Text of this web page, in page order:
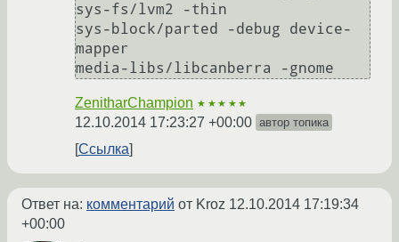
sys-fs/lvm2 -thin
sys-block/parted -debug device-
mapper
media-libs/libcanberra -gnome
ZenitharChampion ★★★★★
12.10.2014 17:23:27 +00:00 автор топика
Ссылка
Ответ на: комментарий от Kroz 12.10.2014 17:19:34
+00:00